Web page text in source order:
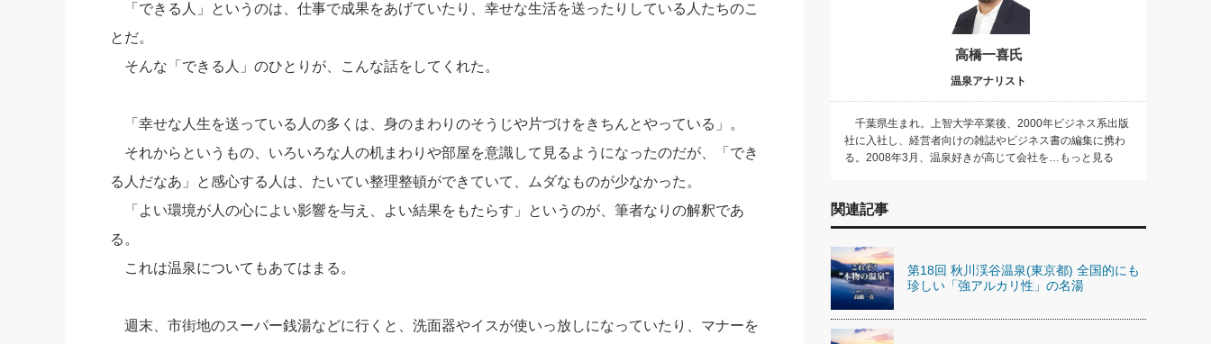
「できる人」というのは、仕事で成果をあげていたり、幸せな生活を送ったりしている人たちのこ
とだ。
そんな「できる人」のひとりが、こんな話をしてくれた。
「幸せな人生を送っている人の多くは、身のまわりのそうじや片づけをきちんとやっている」。
それからというもの、いろいろな人の机まわりや部屋を意識して見るようになったのだが、「でき
る人だなあ」と感心する人は、たいてい整理整頓ができていて、ムダなものが少なかった。
「よい環境が人の心によい影響を与え、よい結果をもたらす」というのが、筆者なりの解釈であ
る。
これは温泉についてもあてはまる。
週末、市街地のスーパー銭湯などに行くと、洗面器やイスが使いっ放しになっていたり、マナーを
高橋一喜氏
温泉アナリスト
千葉県生まれ。上智大学卒業後、2000年ビジネス系出版
社に入社し、経営者向けの雑誌やビジネス書の編集に携わ
る。2008年3月、温泉好きが高じて会社を…もっと見る
関連記事
第18回 秋川渓谷温泉(東京都) 全国的にも
珍しい「強アルカリ性」の名湯